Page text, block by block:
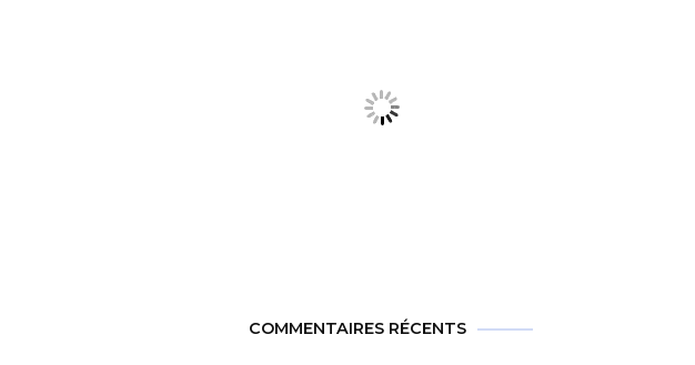
COMMENTAIRES RÉCENTS